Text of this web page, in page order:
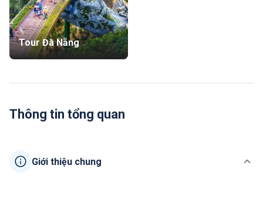
Tour Đà Nẵng
Thông tin tổng quan
Giới thiệu chung